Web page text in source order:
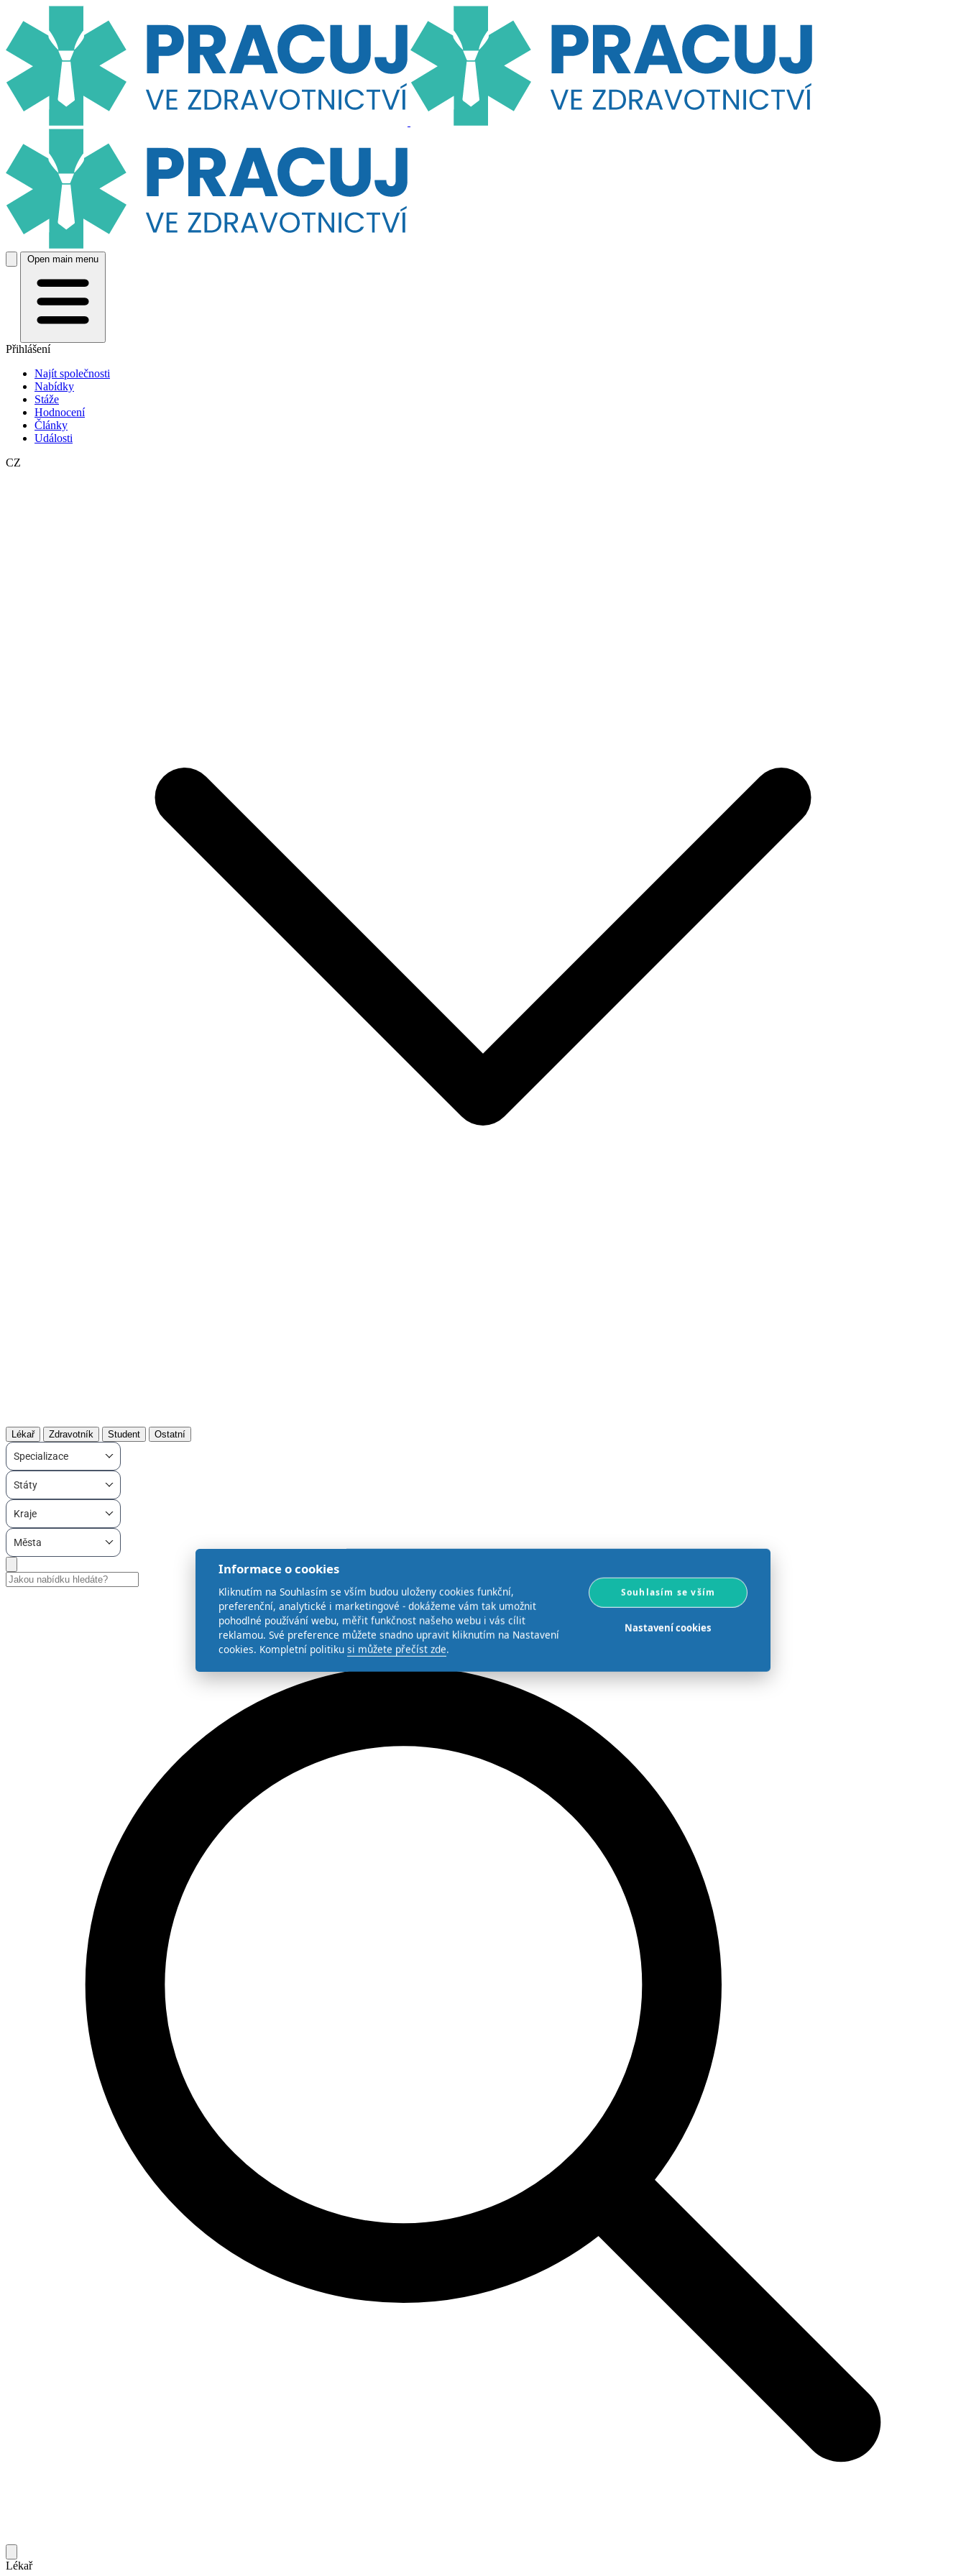
Open main menu
Přihlášení
Najít společnosti
Nabídky
Stáže
Hodnocení
Články
Události
CZ
Lékař Zdravotník Student Ostatní
Specializace
Státy
Kraje
Města
Lékař
Informace o cookies
Kliknutím na Souhlasím se vším budou uloženy cookies funkční,
preferenční, analytické i marketingové - dokážeme vám tak umožnit
pohodlné používání webu, měřit funkčnost našeho webu i vás cílit
reklamou. Své preference můžete snadno upravit kliknutím na Nastavení
cookies. Kompletní politiku si můžete přečíst zde.
Souhlasím se vším
Nastavení cookies